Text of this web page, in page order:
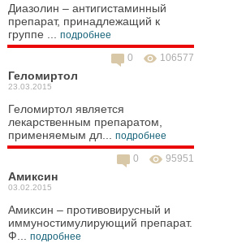
Диазолин – антигистаминный
препарат, принадлежащий к
группе ... подробнее
106577
0
Геломиртол
23.03.2015
Геломиртол является
лекарственным препаратом,
применяемым дл... подробнее
95951
0
Амиксин
03.02.2015
Амиксин – противовирусный и
иммуностимулирующий препарат.
Ф... подробнее